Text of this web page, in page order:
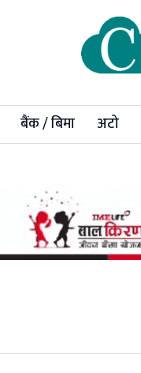
बैंक / बिमा अटो